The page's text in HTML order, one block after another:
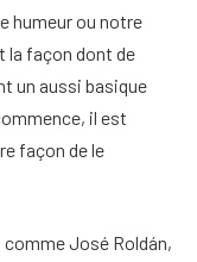
humeur ou notre
la façon dont de
un aussi basique
il est
façon de le
José Roldán,